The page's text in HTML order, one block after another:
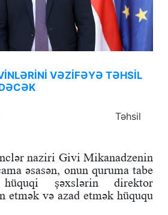
VƏZİFƏYƏ TƏHSİL
Təhsil
naziri Givi Mikanadzenin
əsasən, onun quruma tabe
şəxslərin direktor
etmək və azad etmək hüququ